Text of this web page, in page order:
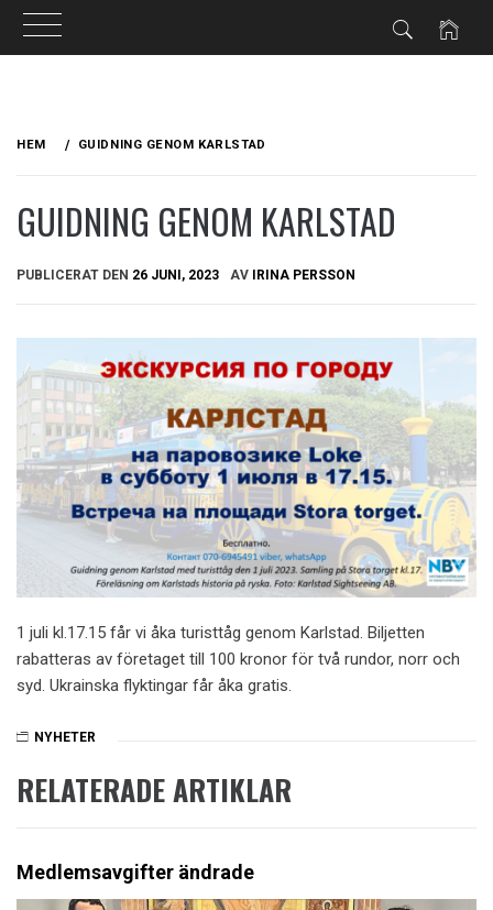
HEM GUIDNING GENOM KARLSTAD
GUIDNING GENOM KARLSTAD
PUBLICERAT DEN 26 JUNI, 2023 AV IRINA PERSSON
1 juli kl.17.15 får vi åka turisttåg genom Karlstad. Biljetten
rabatteras av företaget till 100 kronor för två rundor, norr och
syd. Ukrainska flyktingar får åka gratis.
NYHETER
RELATERADE ARTIKLAR
Medlemsavgifter ändrade